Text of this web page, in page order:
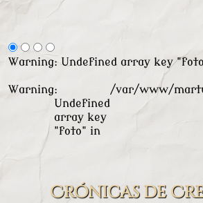
Warning: Undefined array key
Warning:
Undefined
array key
"foto" in
/var/www/
Crónicas de